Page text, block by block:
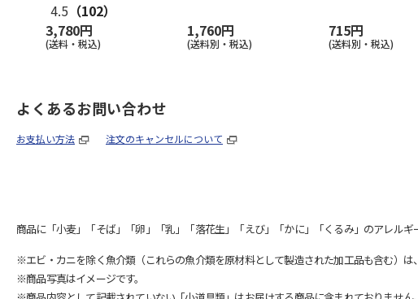
4.5 （102）
3,780円
(送料・税込)
1,760円
(送料別・税込)
715円
(送料別・税込)
よくあるお問い合わせ
お支払い方法 注文のキャンセルについて
商品に「小麦」「そば」「卵」「乳」「落花生」「えび」「かに」「くるみ」のアレルギ
※エビ・カニを除く魚介類（これらの魚介類を原材料として製造された加工品も含む）
※商品写真はイメージです。